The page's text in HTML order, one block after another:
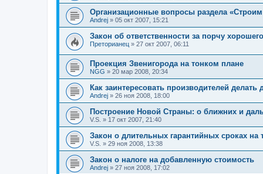
Организационные вопросы раздела
Andrej » 05 окт 2007, 15:21
Закон об ответственности за порчу
Преторианец » 27 окт 2007, 06:11
Проекция Звенигорода на тонком плане
NGG » 20 мар 2008, 20:34
Как заинтересовать производителей
Andrej » 26 ноя 2008, 18:00
Построение Новой Страны: о ближних и
V.S. » 17 окт 2007, 21:40
Закон о длительных гарантийных сроках на
V.S. » 29 ноя 2008, 13:38
Закон о налоге на добавленную стоимость
Andrej » 27 ноя 2008, 17:02